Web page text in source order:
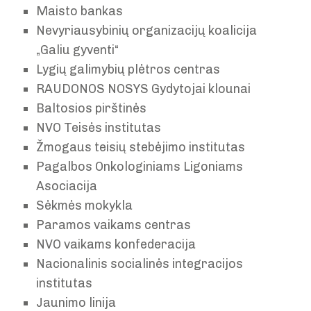
Maisto bankas
Nevyriausybinių organizacijų koalicija
„Galiu gyventi“
Lygių galimybių plėtros centras
RAUDONOS NOSYS Gydytojai klounai
Baltosios pirštinės
NVO Teisės institutas
Žmogaus teisių stebėjimo institutas
Pagalbos Onkologiniams Ligoniams
Asociacija
Sėkmės mokykla
Paramos vaikams centras
NVO vaikams konfederacija
Nacionalinis socialinės integracijos
institutas
Jaunimo linija